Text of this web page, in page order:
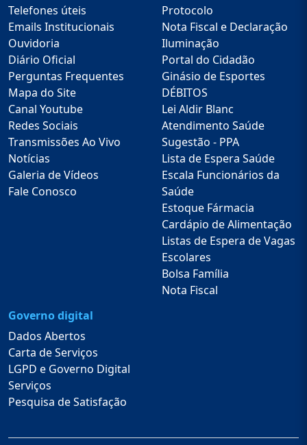
Telefones úteis
Emails Institucionais
Ouvidoria
Diário Oficial
Perguntas Frequentes
Mapa do Site
Canal Youtube
Redes Sociais
Transmissões Ao Vivo
Notícias
Galeria de Vídeos
Fale Conosco
Protocolo
Nota Fiscal e Declaração
Iluminação
Portal do Cidadão
Ginásio de Esportes
DÉBITOS
Lei Aldir Blanc
Atendimento Saúde
Sugestão - PPA
Lista de Espera Saúde
Escala Funcionários da
Saúde
Estoque Fármacia
Cardápio de Alimentação
Listas de Espera de Vagas
Escolares
Bolsa Família
Nota Fiscal
Governo digital
Dados Abertos
Carta de Serviços
LGPD e Governo Digital
Serviços
Pesquisa de Satisfação